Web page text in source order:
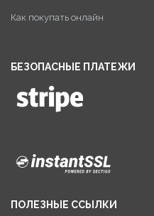
Как покупать онлайн
БЕЗОПАСНЫЕ ПЛАТЕЖИ
ПОЛЕЗНЫЕ ССЫЛКИ